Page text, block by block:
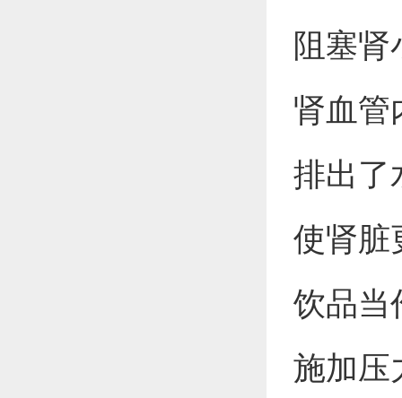
阻塞肾
肾血管
排出了
使肾脏
饮品当
施加压